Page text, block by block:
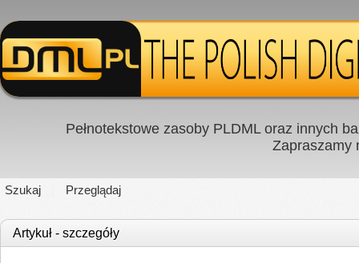
Pełnotekstowe zasoby PLDML oraz innych
Zapraszamy
Szukaj Przeglądaj
Artykuł - szczegóły